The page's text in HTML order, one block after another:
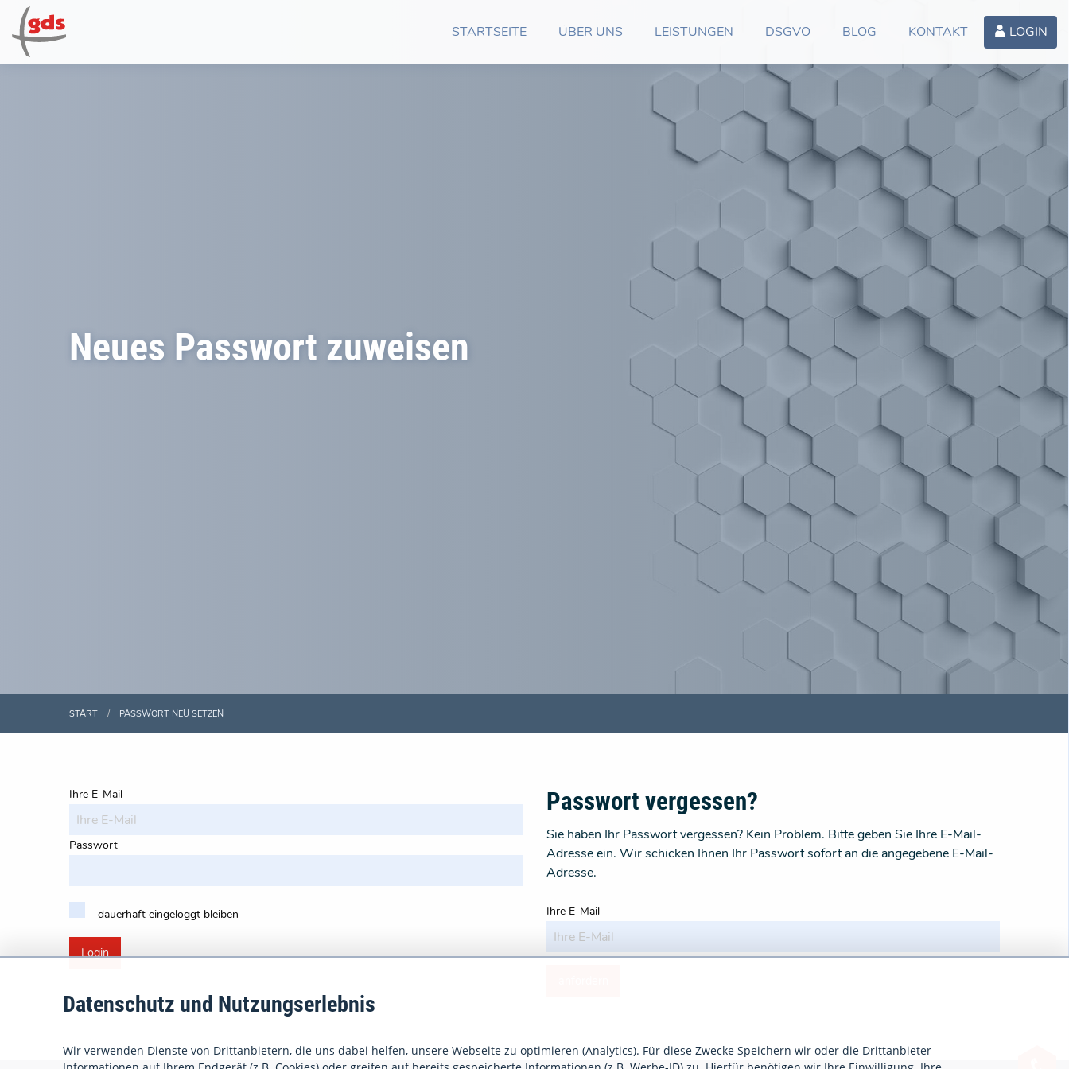
STARTSEITE ÜBER UNS LEISTUNGEN DSGVO BLOG KONTAKT LOGIN
Neues Passwort zuweisen
START PASSWORT NEU SETZEN
Ihre E-Mail
Passwort
dauerhaft eingeloggt bleiben
Login
Passwort vergessen?
Sie haben Ihr Passwort vergessen? Kein Problem. Bitte geben Sie Ihre E-Mail-
Adresse ein. Wir schicken Ihnen Ihr Passwort sofort an die angegebene E-Mail-
Adresse.
Ihre E-Mail
Datenschutz und Nutzungserlebnis
Wir verwenden Dienste von Drittanbietern, die uns dabei helfen, unsere Webseite zu optimieren (Analytics). Für diese Zwecke Speichern wir oder die Drittanbieter